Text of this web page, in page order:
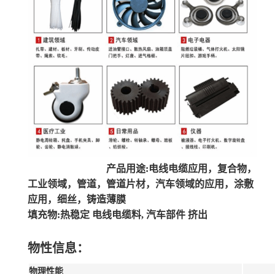
产品用途:电线电缆应用，复合物，
工业领域，管道，管道片材，汽车领域的应用，涂敷
应用，细丝，铸造薄膜
填充物:热稳定 电线电缆料, 汽车部件 挤出
物性信息：
物理性能